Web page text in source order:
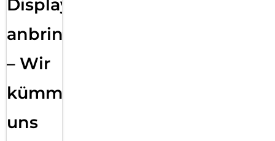
Displayfolie
anbringen
– Wir
kümmern
uns